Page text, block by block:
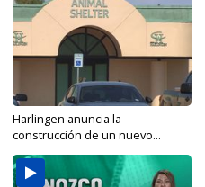
Harlingen anuncia la
construcción de un nuevo...